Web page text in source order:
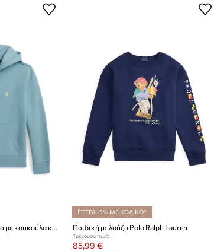
ΕΞΤΡΑ -5% ΜΕ ΚΩΔΙΚΟ*
Παιδική μπλούζα Polo Ralph Lauren
Τρέχουσα τιμή:
85,99 €